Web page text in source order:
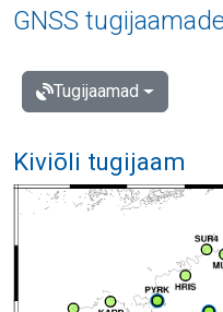
GNSS
Tugijaamad
Kiviõli tugijaam